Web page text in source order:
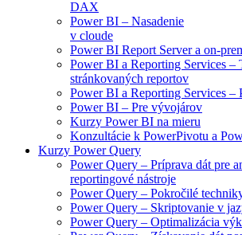
DAX
Power BI – Nasadenie
v cloude
Power BI Report Server a on-
Power BI a Reporting Services –
stránkovaných reportov
Power BI a Reporting Services –
Power BI – Pre vývojárov
Kurzy Power BI na mieru
Konzultácie k PowerPivotu a
Kurzy Power Query
Power Query – Príprava dát pre
reportingové nástroje
Power Query – Pokročilé
Power Query – Skriptovanie v
Power Query – Optimalizácia